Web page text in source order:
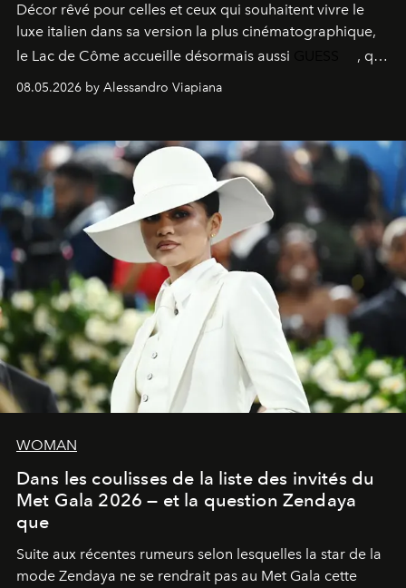
Décor rêvé pour celles et ceux qui souhaitent vivre le
luxe italien dans sa version la plus cinématographique,
le Lac de Côme accueille désormais aussi
, qui
signe un takeover entre boutiques, hôtels, bateaux et
fragrances. L’une des opérations de style les plus
08.05.2026 by Alessandro Viapiana
WOMAN
Dans les coulisses de la liste des invités du
Met Gala 2026 — et la question Zendaya
que
Suite aux récentes rumeurs selon lesquelles la star de la
mode Zendaya ne se rendrait pas au Met Gala cette